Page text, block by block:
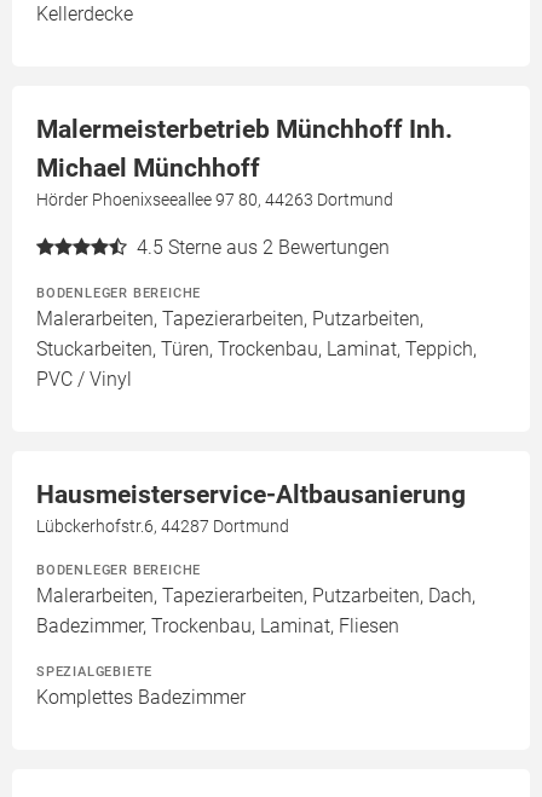
Kellerdecke
Malermeisterbetrieb Münchhoff Inh.
Michael Münchhoff
Hörder Phoenixseeallee 97 80, 44263 Dortmund
4.5 Sterne aus 2 Bewertungen
BODENLEGER BEREICHE
Malerarbeiten, Tapezierarbeiten, Putzarbeiten,
Stuckarbeiten, Türen, Trockenbau, Laminat, Teppich,
PVC / Vinyl
Hausmeisterservice-Altbausanierung
Lübckerhofstr.6, 44287 Dortmund
BODENLEGER BEREICHE
Malerarbeiten, Tapezierarbeiten, Putzarbeiten, Dach,
Badezimmer, Trockenbau, Laminat, Fliesen
SPEZIALGEBIETE
Komplettes Badezimmer